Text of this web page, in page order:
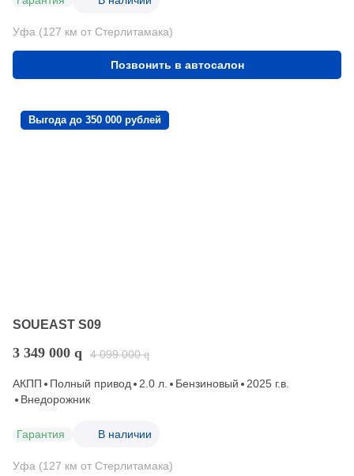
Уфа (127 км от Стерлитамака)
Позвонить в автосалон
Выгода до 350 000 рублей
SOUEAST S09
3 349 000 q 4 099 000 q
АКПП Полный привод 2.0 л. Бензиновый
2025 г.в.
Внедорожник
Гарантия В наличии
Уфа (127 км от Стерлитамака)